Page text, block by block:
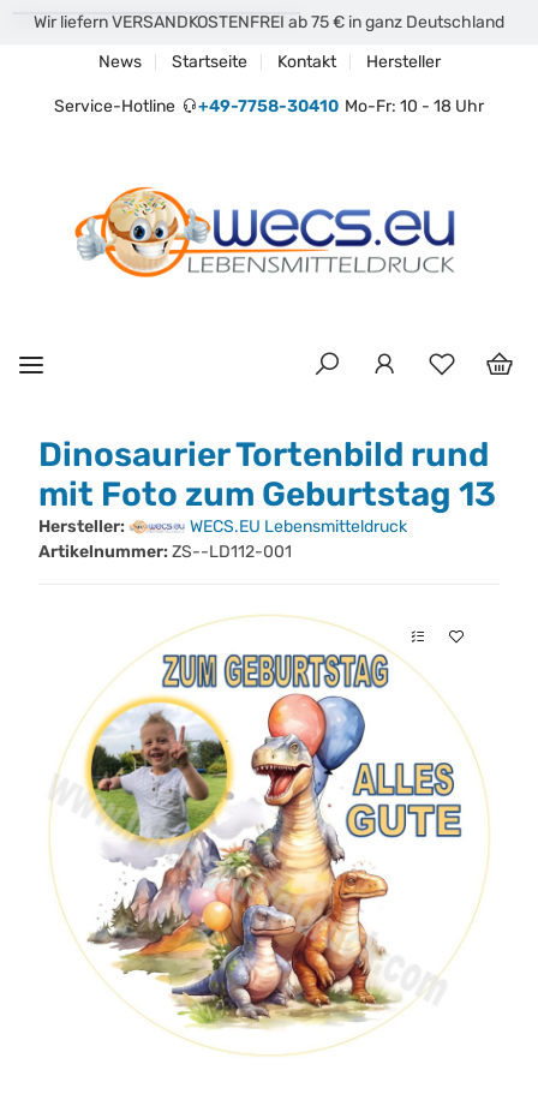
Wir liefern VERSANDKOSTENFREI ab 75 € in ganz Deutschland
News
Startseite Kontakt Hersteller
Service-Hotline +49-7758-30410 Mo-Fr: 10 - 18 Uhr
Dinosaurier Tortenbild rund
mit Foto zum Geburtstag 13
Hersteller:
WECS.EU Lebensmitteldruck
Artikelnummer: ZS--LD112-001